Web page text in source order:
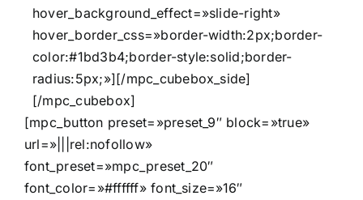
hover_background_effect=»slide-right»
hover_border_css=»border-width:2px;border-
color:#1bd3b4;border-style:solid;border-
radius:5px;»][/mpc_cubebox_side]
[/mpc_cubebox]
[mpc_button preset=»preset_9″ block=»true»
url=»|||rel:nofollow»
font_preset=»mpc_preset_20″
font_color=»#ffffff» font_size=»16″